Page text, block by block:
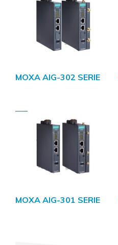
MOXA AIG-302 SERIE
MOXA AIG-301 SERIE